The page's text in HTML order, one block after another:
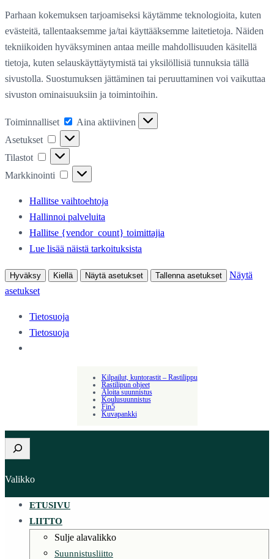
Parhaan kokemuksen tarjoamiseksi käytämme teknologioita, kuten
evästeitä, tallentaaksemme ja/tai käyttääksemme laitetietoja. Näiden
tekniikoiden hyväksyminen antaa meille mahdollisuuden käsitellä
tietoja, kuten selauskäyttäytymistä tai yksilöllisiä tunnuksia tällä
sivustolla. Suostumuksen jättäminen tai peruuttaminen voi vaikuttaa
sivuston ominaisuuksiin ja toimintoihin.
Toiminnalliset Toiminnalliset
Aina aktiivinen
Asetukset
Asetukset
Tilastot
Tilastot
Markkinointi
Markkinointi
Hallitse vaihtoehtoja
Hallinnoi palveluita
Hallitse {vendor_count} toimittajia
Lue lisää näistä tarkoituksista
Hyväksy Kiellä Näytä asetukset Tallenna asetukset
Näytä
asetukset
Tietosuoja
Tietosuoja
Kilpailut, kuntorastit – Rastilippu
Rastilipun ohjeet
Aloita suunnistus
Koulusuunnistus
Fin5
Kuvapankki
Etsi
Valikko
ETUSIVU
LIITTO
Sulje alavalikko
Suunnistusliitto